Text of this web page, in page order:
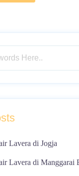
Lavera di Jogja
Lavera di Manggarai